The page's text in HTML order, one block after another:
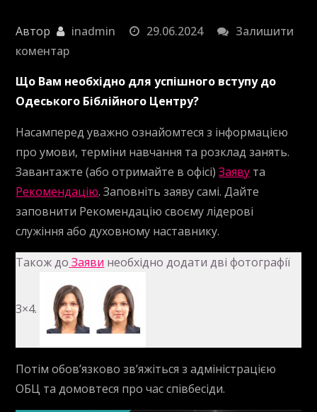
Автор inadmin 29.06.2024
Залишити
коментардо
потрібно
для
вступу
Що Вам необхідно для успішного вступу до
Одеського Біблійного Центру?
Насамперед уважно ознайомтеся з інформацією
про умови, терміни навчання та розклад занять.
Завантажте (або отримайте в офісі)Заяву та
Рекомендацію. Заповніть заяву самі. Дайте
заповнити Рекомендацію своєму лідерові
служіння або духовному наставнику.
Також до Заяви необхідно додати дві фотографії
3×4.
Потім обов’язково зв’яжіться з адміністрацією
ОБЦ та домовтеся про час співбесіди.